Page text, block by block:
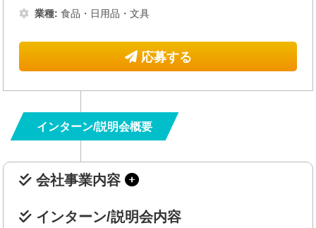
業種: 食品・日用品・文具
応募する
インターン/説明会概要
会社事業内容
インターン/説明会内容